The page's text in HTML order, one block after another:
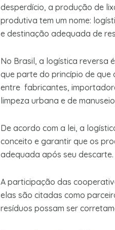
desperdício, a produção de
produtiva tem um nome:
e destinação adequada de
No Brasil, a logística reversa
que parte do princípio de
entre fabricantes,
limpeza urbana e de
De acordo com a lei, a
conceito e garantir que os
adequada após seu descarte.
A participação das
elas são citadas como
resíduos possam ser